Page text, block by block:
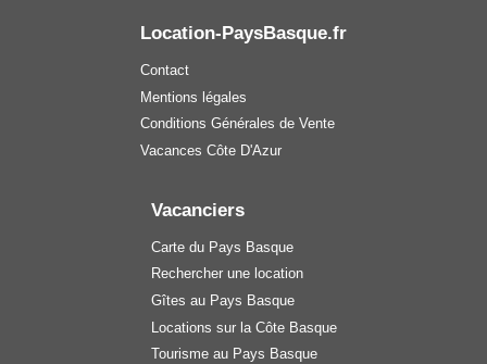
Location-PaysBasque.fr
Contact
Mentions légales
Conditions Générales de Vente
Vacances Côte D'Azur
Vacanciers
Carte du Pays Basque
Rechercher une location
Gîtes au Pays Basque
Locations sur la Côte Basque
Tourisme au Pays Basque